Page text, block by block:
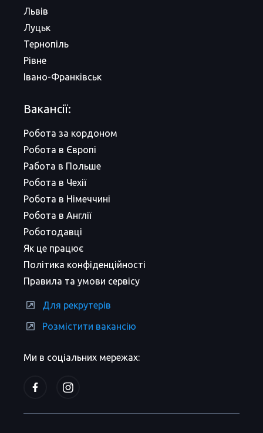
Ми в соціальних мережах:
Львів
Луцьк
Тернопіль
Рівне
Івано-Франківськ
Вакансії:
Робота за кордоном
Робота в Європі
Работа в Польше
Робота в Чехії
Робота в Німеччині
Робота в Англії
Роботодавці
Як це працює
Політика конфіденційності
Правила та умови сервісу
Для рекрутерів
Розмістити вакансію